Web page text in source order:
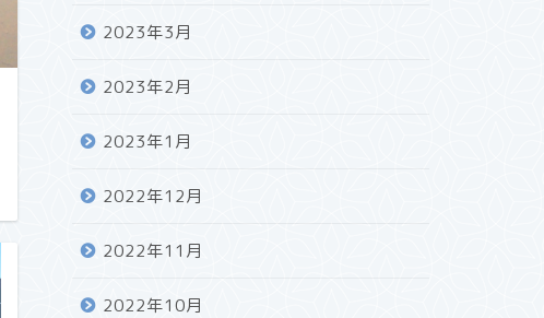
2023年3月
2023年2月
2023年1月
2022年12月
2022年11月
2022年10月